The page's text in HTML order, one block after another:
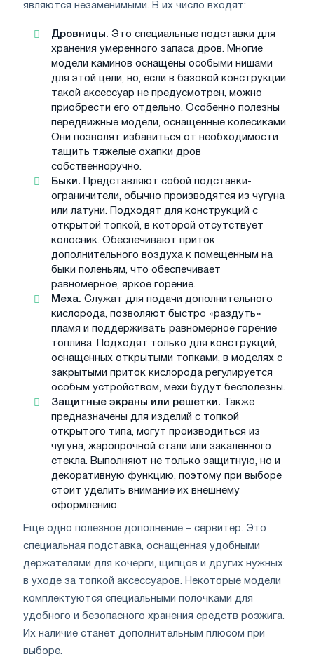
являются незаменимыми. В их число входят:
Дровницы. Это специальные подставки для
хранения умеренного запаса дров. Многие
модели каминов оснащены особыми нишами
для этой цели, но, если в базовой конструкции
такой аксессуар не предусмотрен, можно
приобрести его отдельно. Особенно полезны
передвижные модели, оснащенные колесиками.
Они позволят избавиться от необходимости
тащить тяжелые охапки дров
собственноручно.
Быки. Представляют собой подставки-
ограничители, обычно производятся из чугуна
или латуни. Подходят для конструкций с
открытой топкой, в которой отсутствует
колосник. Обеспечивают приток
дополнительного воздуха к помещенным на
быки поленьям, что обеспечивает
равномерное, яркое горение.
Меха. Служат для подачи дополнительного
кислорода, позволяют быстро «раздуть»
пламя и поддерживать равномерное горение
топлива. Подходят только для конструкций,
оснащенных открытыми топками, в моделях с
закрытыми приток кислорода регулируется
особым устройством, мехи будут бесполезны.
Защитные экраны или решетки. Также
предназначены для изделий с топкой
открытого типа, могут производиться из
чугуна, жаропрочной стали или закаленного
стекла. Выполняют не только защитную, но и
декоративную функцию, поэтому при выборе
стоит уделить внимание их внешнему
оформлению.
Еще одно полезное дополнение – сервитер. Это
специальная подставка, оснащенная удобными
держателями для кочерги, щипцов и других нужных
в уходе за топкой аксессуаров. Некоторые модели
комплектуются специальными полочками для
удобного и безопасного хранения средств розжига.
Их наличие станет дополнительным плюсом при
выборе.